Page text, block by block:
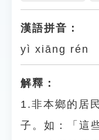
漢語拼音：
yì xiāng rén
解釋：
1.非本鄉的居
子。如：「這